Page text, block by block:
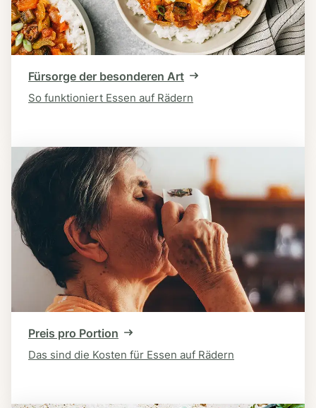
Fürsorge der besonderen Art
So funktioniert Essen auf Rädern
Preis pro Portion
Das sind die Kosten für Essen auf Rädern